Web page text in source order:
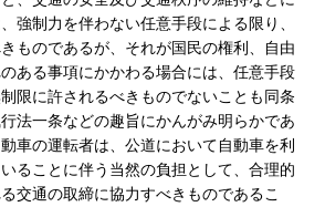
強制力を伴わない任意手段による限り、
ものであるが、それが国民の権利、自由
ある事項にかかわる場合には、任意手段
限に許されるべきものでないことも同条
法一条などの趣旨にかんがみ明らかであ
車の運転者は、公道において自動車を利
ることに伴う当然の負担として、合理的
交通の取締に協力すべきものであるこ